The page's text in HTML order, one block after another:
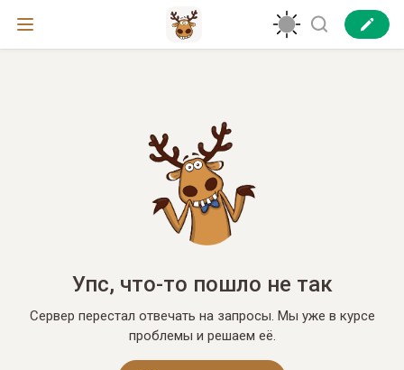
Упс, что-то пошло не так
Сервер перестал отвечать на запросы. Мы уже в курсе
проблемы и решаем её.